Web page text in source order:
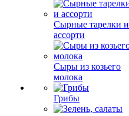
Сырные тарелки и
ассорти
Сыры из козьего
молока
Грибы